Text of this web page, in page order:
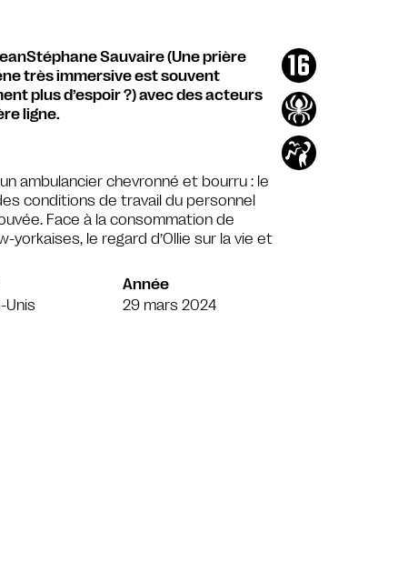
Sauvaire (Une prière
très immersive est souvent
plus d’espoir ?) avec des acteurs
ligne.
ambulancier chevronné et bourru : le
conditions de travail du personnel
Face à la consommation de
le regard d’Ollie sur la vie et
Unis
Année
29 mars 2024